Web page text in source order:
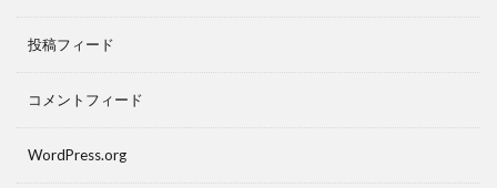
投稿フィード
コメントフィード
WordPress.org